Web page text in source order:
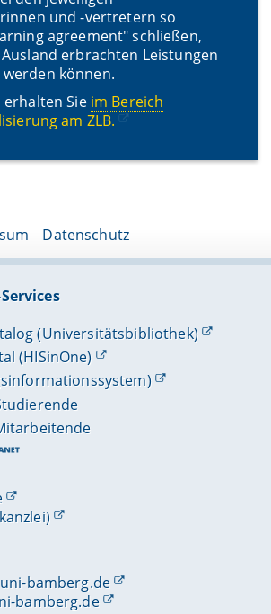
und -vertretern so
agreement" schließen,
erbrachten Leistungen
können.
erhalten Sie im Bereich
am ZLB.
Datenschutz
(Universitätsbibliothek)
(HISinOne)
bamberg.de
bamberg.de